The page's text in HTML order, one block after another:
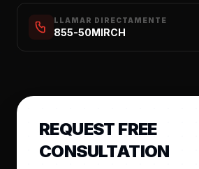
LLAMAR DIRECTAMENTE
855-50MIRCH
REQUEST FREE
CONSULTATION